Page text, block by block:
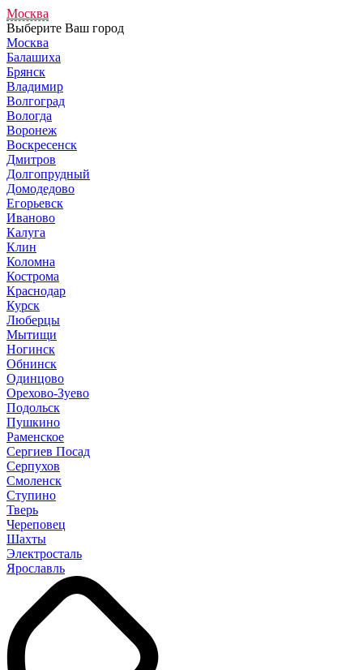
Москва
Выберите Ваш город
Москва
Балашиха
Брянск
Владимир
Волгоград
Вологда
Воронеж
Воскресенск
Дмитров
Долгопрудный
Домодедово
Егорьевск
Иваново
Калуга
Клин
Коломна
Кострома
Краснодар
Курск
Люберцы
Мытищи
Ногинск
Обнинск
Одинцово
Орехово-Зуево
Подольск
Пушкино
Раменское
Сергиев Посад
Серпухов
Смоленск
Ступино
Тверь
Череповец
Шахты
Электросталь
Ярославль